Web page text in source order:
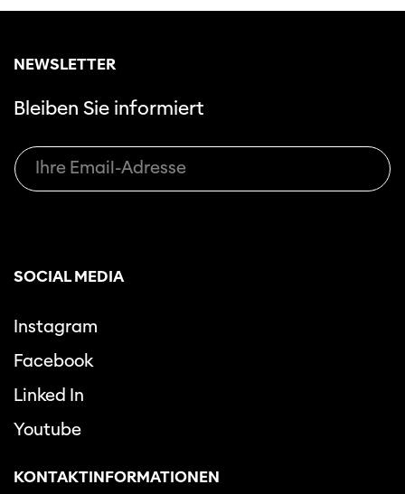
NEWSLETTER
Bleiben Sie informiert
SOCIAL MEDIA
Instagram
Facebook
Linked In
Youtube
KONTAKTINFORMATIONEN